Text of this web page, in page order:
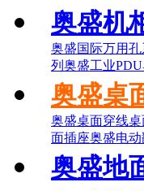
奥盛机
奥盛国际万用孔
列 奥盛工业PDU
奥盛桌
奥盛桌面穿线桌
面插座奥盛电
奥盛地